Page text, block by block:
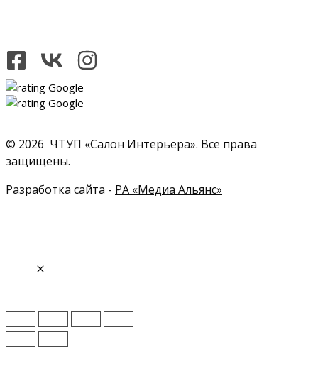
© 2026 ЧТУП «Салон Интерьера». Все права
защищены.
Разработка сайта - РА «Медиа Альянс»